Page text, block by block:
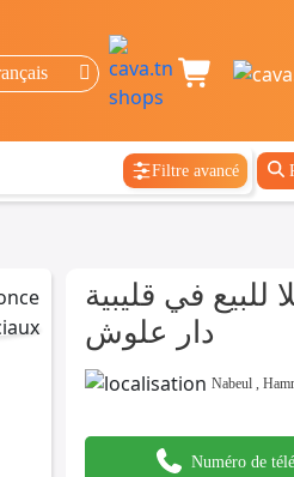
Filtre avancé
للبيع في قليبية
دار علوش
Nabeul ,
Numéro de